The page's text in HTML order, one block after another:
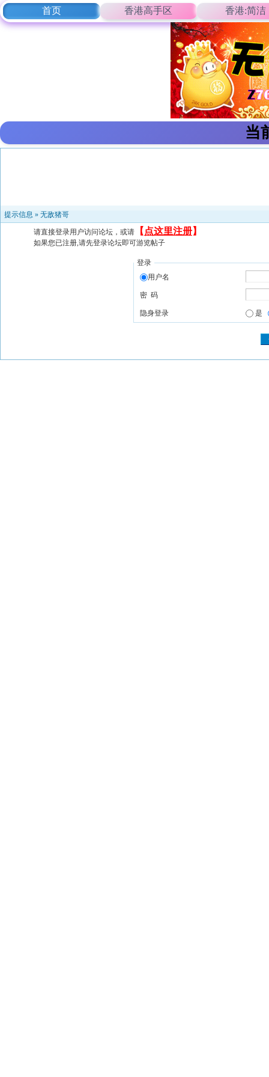
首页 香港高手区 香港:简洁
当
提示信息 » 无敌猪哥
请直接登录用户访问论坛，或请 【 点这里注册】
如果您已注册,请先登录论坛即可游览帖子
登录
用户名
密 码
隐身登录 是